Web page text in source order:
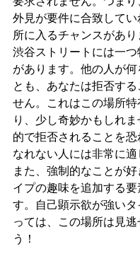
外見が要件に合致して
所に入るチャンスがあり
渋谷ストリートには一
があります。他の人が何
とも、あなたは拒否する
せん。これはこの場所
り、少し奇妙かもしれ
的で拒否されることを
なれない人には非常に適
また、強制的なことが
イプの趣味を追加する要
す。自己顕示欲が強いタ
っては、この場所は見逃
う！